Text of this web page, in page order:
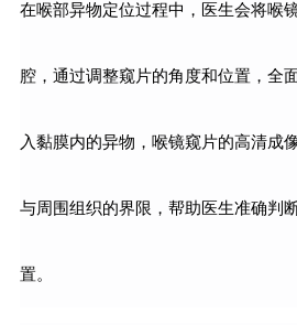
在喉部异物定位过程中，医生会将喉
腔，通过调整窥片的角度和位置，全
入黏膜内的异物，喉镜窥片的高清成
与周围组织的界限，帮助医生准确判
置。